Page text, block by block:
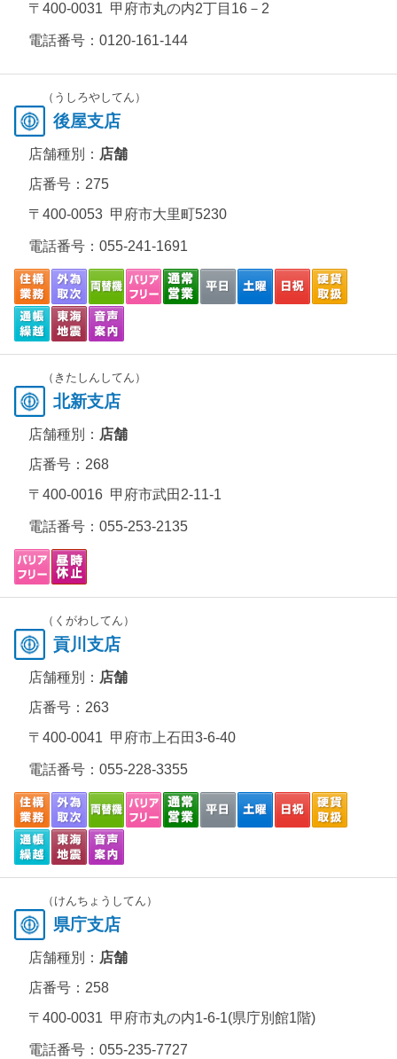
〒400-0031 甲府市丸の内2丁目16－2
電話番号： 0120-161-144
（うしろやしてん）
後屋支店
店舗種別： 店舗
店番号：275
〒400-0053 甲府市大里町5230
電話番号： 055-241-1691
（きたしんしてん）
北新支店
店舗種別： 店舗
店番号：268
〒400-0016 甲府市武田2-11-1
電話番号： 055-253-2135
（くがわしてん）
貢川支店
店舗種別： 店舗
店番号：263
〒400-0041 甲府市上石田3-6-40
電話番号： 055-228-3355
（けんちょうしてん）
県庁支店
店舗種別： 店舗
店番号：258
〒400-0031 甲府市丸の内1-6-1(県庁別館1階)
電話番号： 055-235-7727